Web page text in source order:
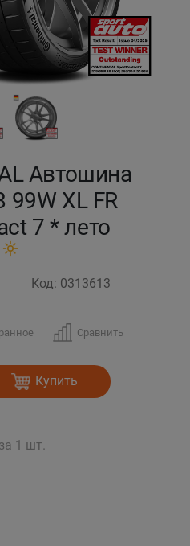
Автошина
99W XL FR
7 * лето
Код: 0313613
Сравнить
Купить
1 шт.